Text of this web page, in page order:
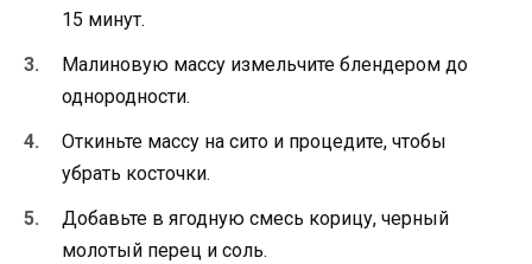
15 минут.
Малиновую массу измельчите блендером до
однородности.
Откиньте массу на сито и процедите, чтобы
убрать косточки.
Добавьте в ягодную смесь корицу, черный
молотый перец и соль.